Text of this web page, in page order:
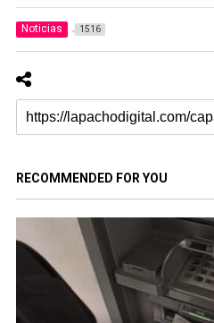
Noticias 1516
RECOMMENDED FOR YOU